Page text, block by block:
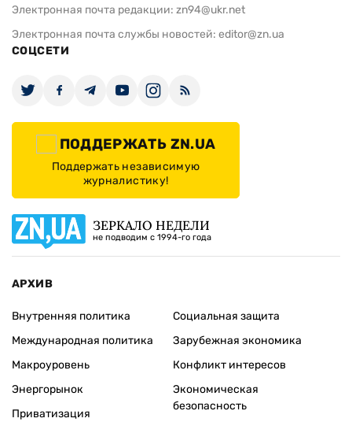
Электронная почта редакции: zn94@ukr.net
Электронная почта службы новостей: editor@zn.ua
СОЦСЕТИ
ПОДДЕРЖАТЬ ZN.UA
Поддержать независимую
журналистику!
ЗЕРКАЛО НЕДЕЛИ
не подводим с 1994-го года
АРХИВ
Внутренняя политика
Международная политика
Макроуровень
Энергорынок
Приватизация
Социальная защита
Зарубежная экономика
Конфликт интересов
Экономическая
безопасность